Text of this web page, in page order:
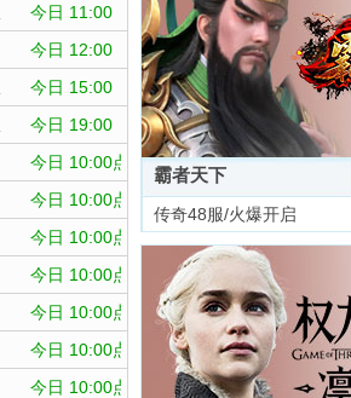
今日 11:00
今日 12:00
今日 15:00
今日 19:00
今日 10:00点
今日 10:00点
今日 10:00点
今日 10:00点
今日 10:00点
今日 10:00点
今日 10:00点
霸者天下
传奇48服/火爆开启